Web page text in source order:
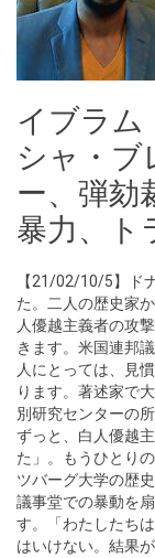
イブラム
シャ・ブ
ー、弾劾
暴力、ト
【21/02/10/5】ド
た。二人の歴史家
人優越主義者の攻
きます。米国連邦
人にとっては、見
ります。著述家で
別研究センターの
ずっと、白人優越
た」。もうひとり
ツバーグ大学の歴
議事堂での暴動を
す。「わたしたち
はいけない。結果